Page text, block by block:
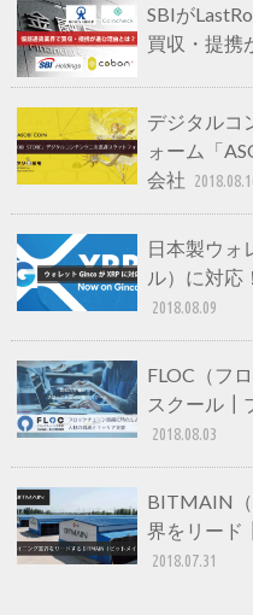
SBIが
買収・提携
デジタルコ
ォーム「
会社
日本製ウォ
ル）に対応
2018.08.09
FLOC（フ
スクール┃
2018.08.03
BITMAIN
界をリード
2018.07.31